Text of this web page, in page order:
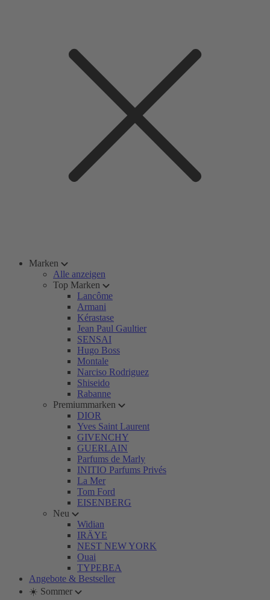
Marken
Alle anzeigen
Top Marken
Lancôme
Armani
Kérastase
Jean Paul Gaultier
SENSAI
Hugo Boss
Montale
Narciso Rodriguez
Shiseido
Rabanne
Premiummarken
DIOR
Yves Saint Laurent
GIVENCHY
GUERLAIN
Parfums de Marly
INITIO Parfums Privés
La Mer
Tom Ford
EISENBERG
Neu
Widian
IRÄYE
NEST NEW YORK
Ouai
TYPEBEA
Angebote & Bestseller
☀️ Sommer